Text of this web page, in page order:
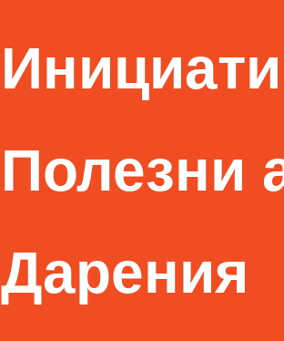
Полезни
Дарения